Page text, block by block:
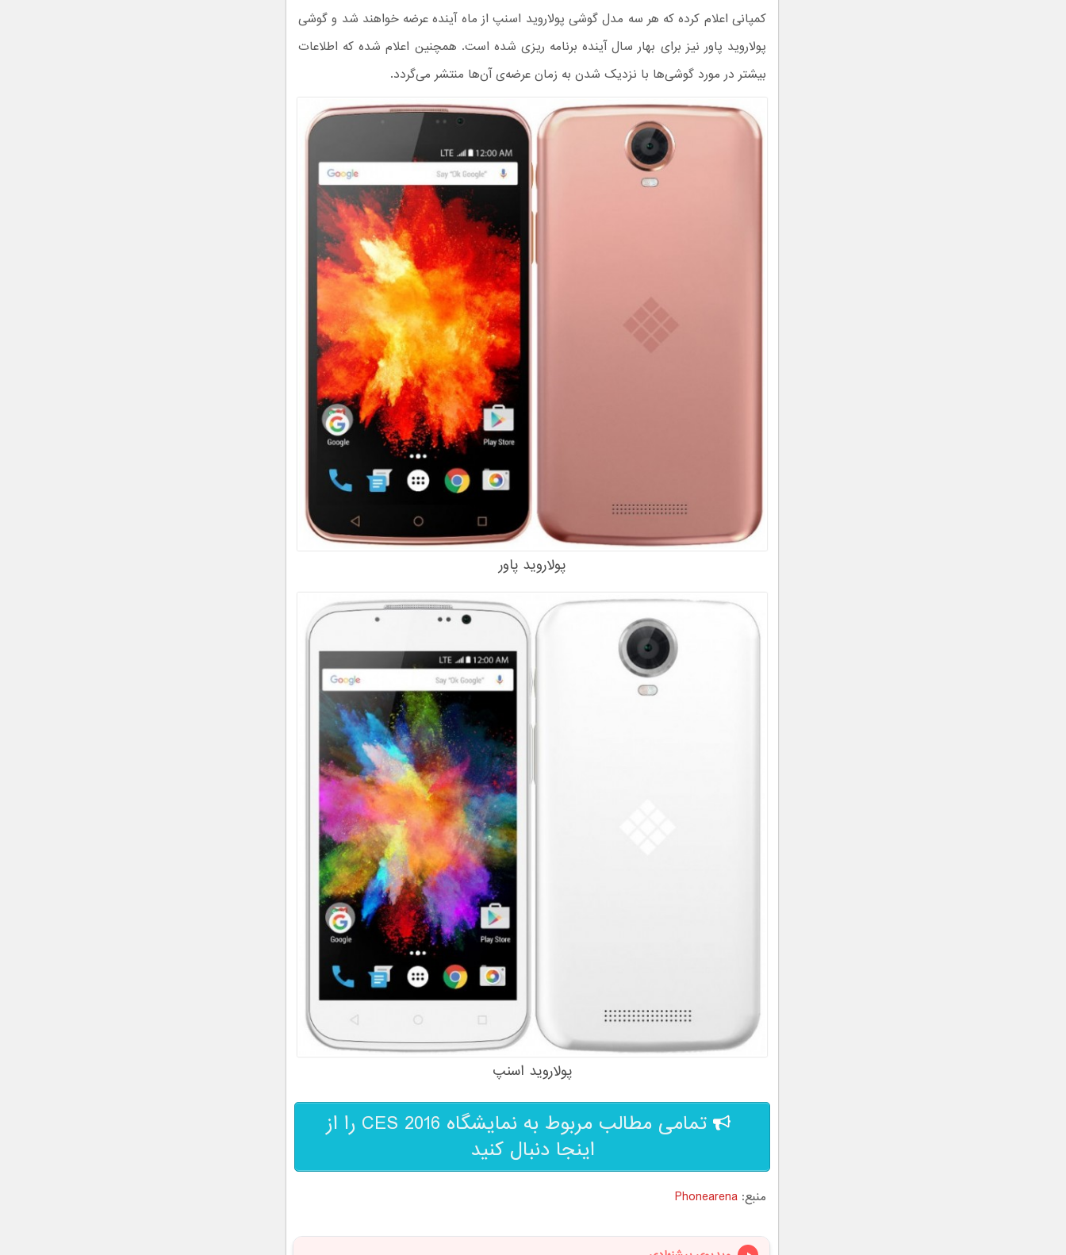
کمپانی اعلام کرده که هر سه مدل گوشی پولاروید اسنپ از ماه آینده عرضه خواهند شد و گوشی
پولاروید پاور نیز برای بهار سال آینده برنامه ریزی شده است. همچنین اعلام شده که اطلاعات
بیشتر در مورد گوشی‌ها با نزدیک شدن به زمان عرضه‌ی آن‌ها منتشر می‌گردد.
پولاروید پاور
پولاروید اسنپ
تمامی مطالب مربوط به نمایشگاه CES 2016 را از
اینجا دنبال کنید
منبع: Phonearena